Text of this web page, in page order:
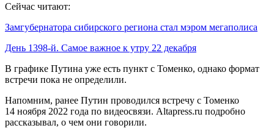
Сейчас читают:
Замгубернатора сибирского региона стал мэром мегаполиса
День 1398-й. Самое важное к утру 22 декабря
В графике Путина уже есть пункт с Томенко, однако формат
встречи пока не определили.
Напомним, ранее Путин проводился встречу с Томенко
14 ноября 2022 года по видеосвязи. Altapress.ru подробно
рассказывал, о чем они говорили.